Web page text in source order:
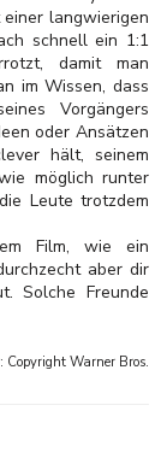
langwierigen
schnell ein 1:1
damit man
im Wissen, dass
Vorgängers
oder Ansätzen
hält, seinem
möglich runter
Leute trotzdem
Film, wie ein
aber dir
Solche Freunde
Copyright Warner Bros.